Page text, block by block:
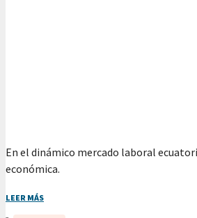
En el dinámico mercado laboral
económica.
LEER MÁS